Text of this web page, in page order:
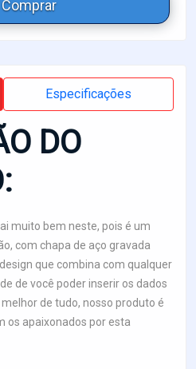
Comprar
Especificações
DO
muito bem neste, pois é um
com chapa de aço gravada
que combina com qualquer
de você poder inserir os dados
de tudo, nosso produto é
os apaixonados por esta